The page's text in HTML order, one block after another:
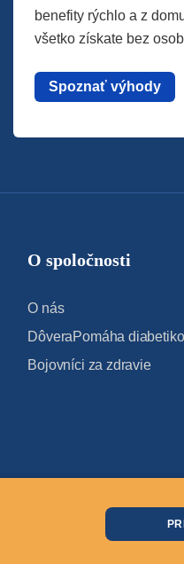
benefity rýchlo a z
všetko získate bez
Spoznať výhody
O spoločnosti
O nás
DôveraPomáha
Bojovníci za zdravie